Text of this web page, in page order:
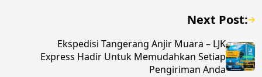
Next Post:
Ekspedisi Tangerang Anjir Muara – LJK
Express Hadir Untuk Memudahkan Setiap
Pengiriman Anda